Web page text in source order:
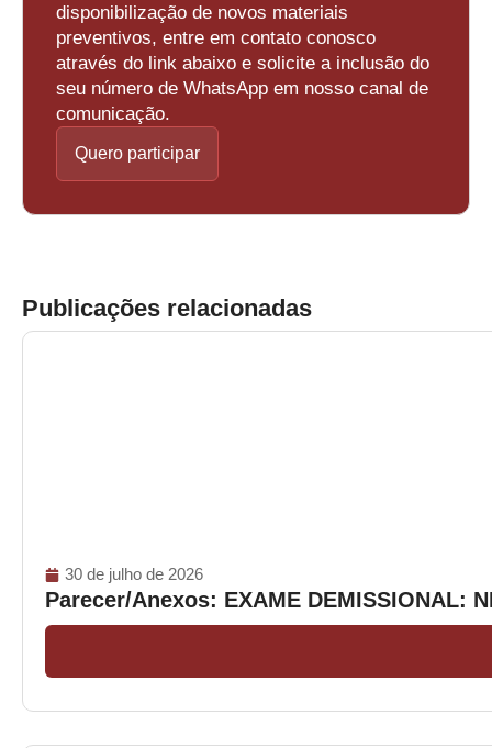
disponibilização de novos materiais
preventivos, entre em contato conosco
através do link abaixo e solicite a inclusão do
seu número de WhatsApp em nosso canal de
comunicação.
Quero participar
Publicações relacionadas
30 de julho de 2026
Parecer/Anexos: EXAME DEMISSIONAL: